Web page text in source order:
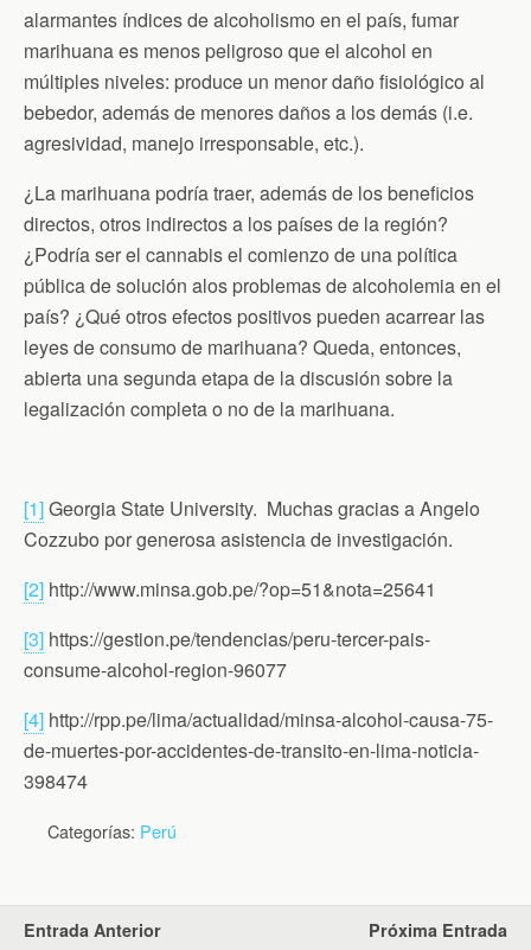
alarmantes índices de alcoholismo en el país, fumar
marihuana es menos peligroso que el alcohol en
múltiples niveles: produce un menor daño fisiológico al
bebedor, además de menores daños a los demás (i.e.
agresividad, manejo irresponsable, etc.).
¿La marihuana podría traer, además de los beneficios
directos, otros indirectos a los países de la región?
¿Podría ser el cannabis el comienzo de una política
pública de solución alos problemas de alcoholemia en el
país? ¿Qué otros efectos positivos pueden acarrear las
leyes de consumo de marihuana? Queda, entonces,
abierta una segunda etapa de la discusión sobre la
legalización completa o no de la marihuana.
[1]Georgia State University. Muchas gracias a Angelo
Cozzubo por generosa asistencia de investigación.
[2] http://www.minsa.gob.pe/?op=51&nota=25641
[3] https://gestion.pe/tendencias/peru-tercer-pais-
consume-alcohol-region-96077
[4] http://rpp.pe/lima/actualidad/minsa-alcohol-causa-75-
de-muertes-por-accidentes-de-transito-en-lima-noticia-
398474
Categorías: Perú
Entrada Anterior Próxima Entrada